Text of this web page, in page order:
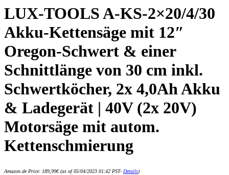
LUX-TOOLS A-KS-2×20/4/30
Akku-Kettensäge mit 12″
Oregon-Schwert & einer
Schnittlänge von 30 cm inkl.
Schwertköcher, 2x 4,0Ah Akku
& Ladegerät | 40V (2x 20V)
Motorsäge mit autom.
Kettenschmierung
Amazon.de Price: 189,99€(as of 05/04/2023 01:42 PST- Details)